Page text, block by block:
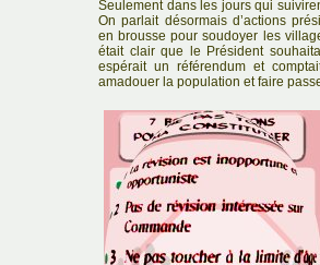
Seulement dans les jours qui
On parlait désormais d’actions
en brousse pour soudoyer les
était clair que le Président
espérait un référendum et
amadouer la population et faire